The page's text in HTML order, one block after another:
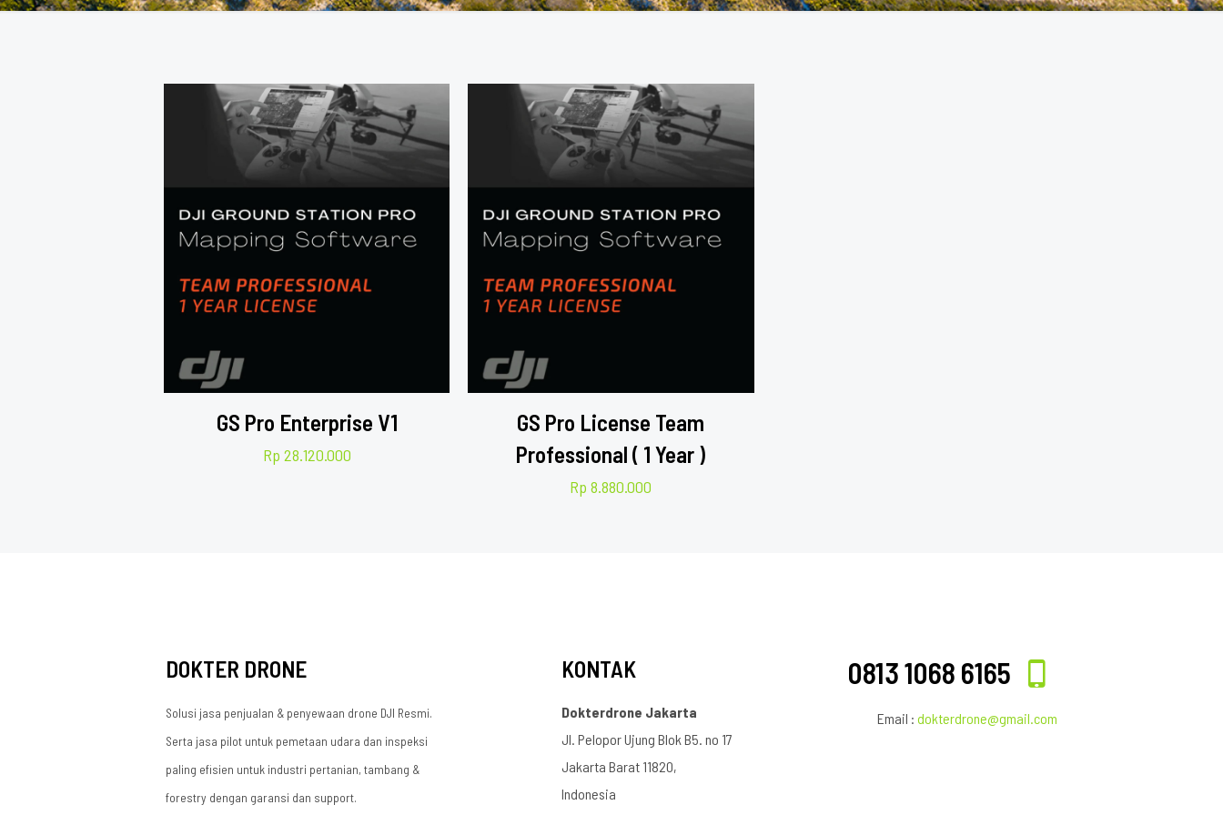
GS Pro Enterprise V1
Rp 28.120.000
GS Pro License Team
Professional ( 1 Year )
Rp 8.880.000
DOKTER DRONE
Solusi jasa penjualan & penyewaan drone DJI Resmi.
Serta jasa pilot untuk pemetaan udara dan inspeksi
paling efisien untuk industri pertanian, tambang &
forestry dengan garansi dan support.
KONTAK
Dokterdrone Jakarta
Jl. Pelopor Ujung Blok B5. no 17
Jakarta Barat 11820,
Indonesia
0813 1068 6165
Email : dokterdrone@gmail.com